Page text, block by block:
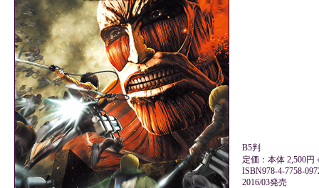
B5判
定価：本体 2,500円
ISBN978-4-7758-
2016/03発売